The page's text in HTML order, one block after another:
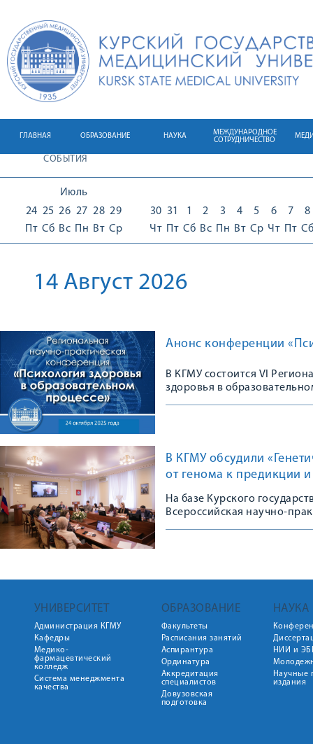
ГЛАВНАЯ ОБРАЗОВАНИЕ НАУКА
МЕЖДУНАРОДНОЕ
СОТРУДНИЧЕСТВО
СОБЫТИЯ
Июль
24
Пт
25
Сб
26
Вс
27
Пн
28
Вт
29
Ср
30
Чт
31
Пт
1
Сб
2
Вс
3
Пн
4
Вт
5
Ср
6
Чт
7
Пт
8
Сб
14 Август 2026
Анонс конференции
В КГМУ состоится VI
здоровья в
В КГМУ обсудили
от генома к предикции
На базе Курского
Всероссийская научно-
УНИВЕРСИТЕТ
Администрация КГМУ
Кафедры
Медико-
фармацевтический
колледж
Система менеджмента
качества
ОБРАЗОВАНИЕ
Факультеты
Расписания занятий
Аспирантура
Ординатура
Аккредитация
специалистов
Довузовская
подготовка
НАУКА
НИИ и
Научные
издания